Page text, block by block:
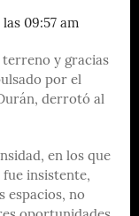
09:57 am
terreno y gracias
por el
derrotó al
en los que
insistente,
espacios, no